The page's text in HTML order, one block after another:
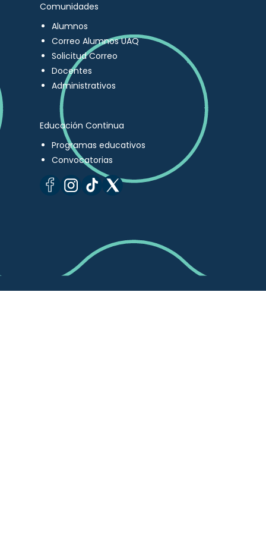
Comunidades
Alumnos
Correo Alumnos UAQ
Solicitud Correo
Docentes
Administrativos
Educación Continua
Programas educativos
Convocatorias